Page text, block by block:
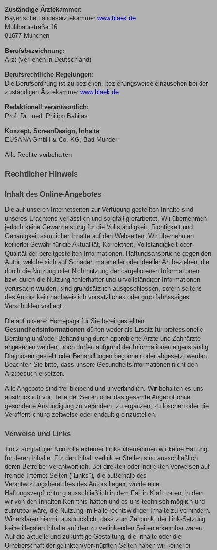
Zuständige Ärztekammer:
Bayerische Landesärztekammer www.blaek.de
Mühlbaurstraße 16
81677 München
Berufsbezeichnung:
Arzt (verliehen in Deutschland)
Berufsrechtliche Regelungen:
Die Berufsordnung ist zu beziehen, beziehungsweise einzusehen bei der
zuständigen Ärztekammer www.blaek.de
Redaktionell verantwortlich:
Prof. Dr. med. Philipp Babilas
Konzept, ScreenDesign, Inhalte
EUSANA GmbH & Co. KG, Bad Münder
Alle Rechte vorbehalten
Rechtlicher Hinweis
Inhalt des Online-Angebotes
Die auf unseren Internetseiten zur Verfügung gestellten Inhalte sind
unseres Erachtens verlässlich und sorgfältig erarbeitet. Wir übernehmen
jedoch keine Gewährleistung für die Vollständigkeit, Richtigkeit und
Genauigkeit sämtlicher Inhalte auf den Webseiten. Wir übernehmen
keinerlei Gewähr für die Aktualität, Korrektheit, Vollständigkeit oder
Qualität der bereitgestellten Informationen. Haftungsansprüche gegen den
Autor, welche sich auf Schäden materieller oder ideeller Art beziehen, die
durch die Nutzung oder Nichtnutzung der dargebotenen Informationen
bzw. durch die Nutzung fehlerhafter und unvollständiger Informationen
verursacht wurden, sind grundsätzlich ausgeschlossen, sofern seitens
des Autors kein nachweislich vorsätzliches oder grob fahrlässiges
Verschulden vorliegt.
Die auf unserer Homepage für Sie bereitgestellten
Gesundheitsinformationen dürfen weder als Ersatz für professionelle
Beratung und/oder Behandlung durch approbierte Ärzte und Zahnärzte
angesehen werden, noch dürfen aufgrund der Informationen eigenständig
Diagnosen gestellt oder Behandlungen begonnen oder abgesetzt werden.
Beachten Sie bitte, dass unsere Gesundheitsinformationen nicht den
Arztbesuch ersetzen.
Alle Angebote sind frei bleibend und unverbindlich. Wir behalten es uns
ausdrücklich vor, Teile der Seiten oder das gesamte Angebot ohne
gesonderte Ankündigung zu verändern, zu ergänzen, zu löschen oder die
Veröffentlichung zeitweise oder endgültig einzustellen.
Verweise und Links
Trotz sorgfältiger Kontrolle externer Links übernehmen wir keine Haftung
für deren Inhalte. Für den Inhalt verlinkter Stellen sind ausschließlich
deren Betreiber verantwortlich. Bei direkten oder indirekten Verweisen auf
fremde Internet-Seiten ("Links"), die außerhalb des
Verantwortungsbereiches des Autors liegen, würde eine
Haftungsverpflichtung ausschließlich in dem Fall in Kraft treten, in dem
wir von den Inhalten Kenntnis hätten und es uns technisch möglich und
zumutbar wäre, die Nutzung im Falle rechtswidriger Inhalte zu verhindern.
Wir erklären hiermit ausdrücklich, dass zum Zeitpunkt der Link-Setzung
keine illegalen Inhalte auf den zu verlinkenden Seiten erkennbar waren.
Auf die aktuelle und zukünftige Gestaltung, die Inhalte oder die
Urheberschaft der gelinkten/verknüpften Seiten haben wir keinerlei